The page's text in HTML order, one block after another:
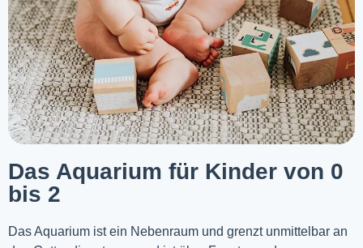
Das Aquarium für Kinder von 0
bis 2
Das Aquarium ist ein Nebenraum und grenzt unmittelbar an